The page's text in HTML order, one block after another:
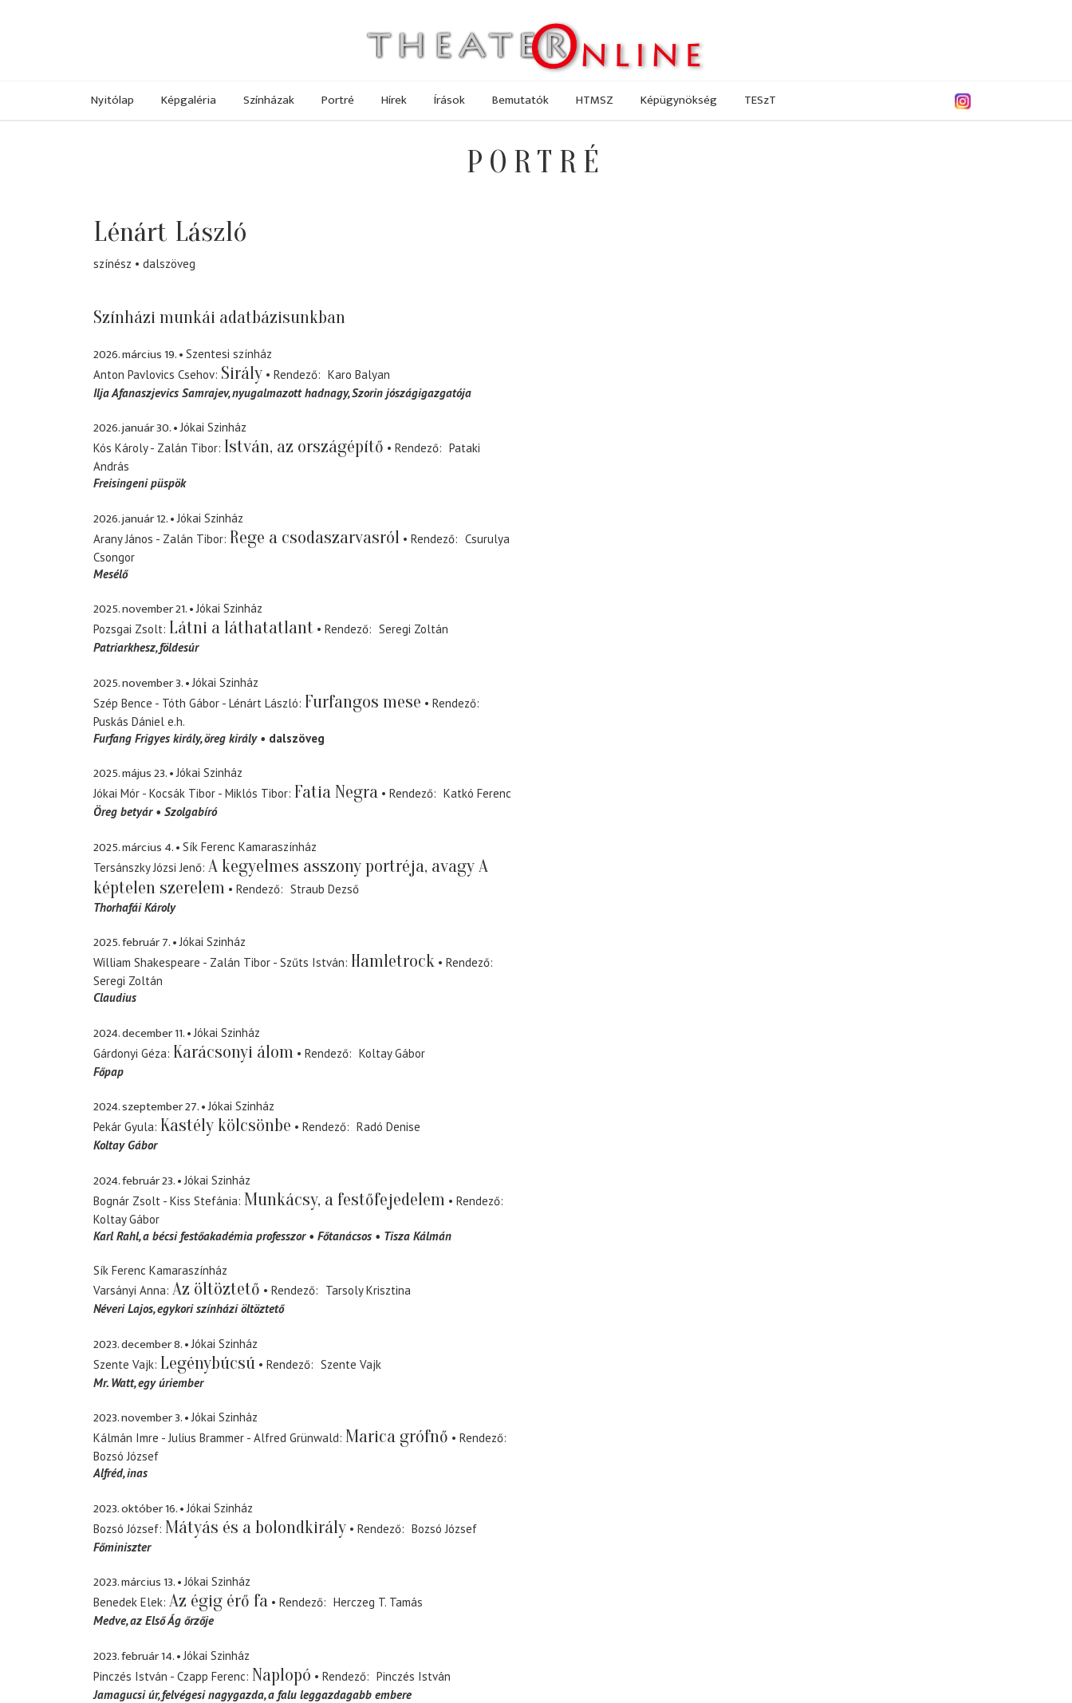
Nyitólap Képgaléria Színházak Portré Hírek Írások Bemutatók HTMSZ Képügynökség TESzT
PORTRÉ
Lénárt László
színész dalszöveg
Színházi munkái adatbázisunkban
2026. március 19.
Szentesi színház
Anton Pavlovics Csehov Sirály Rendező
Karo Balyan
Ilja Afanaszjevics Samrajev nyugalmazott hadnagy, Szorin jószágigazgatója
2026. január 30.
Jókai Szinház
Kós Károly - Zalán Tibor István, az országépítő Rendező
Pataki
András
Freisingeni püspök
2026. január 12.
Jókai Szinház
Arany János - Zalán Tibor Rege a csodaszarvasról Rendező
Csurulya
Csongor
Mesélő
2025. november 21.
Jókai Szinház
Pozsgai Zsolt Látni a láthatatlant Rendező
Seregi Zoltán
Patriarkhesz földesúr
2025. november 3.
Jókai Szinház
Szép Bence - Tóth Gábor - Lénárt László Furfangos mese
Rendező
Puskás Dániel e.h.
Furfang Frigyes király öreg király dalszöveg
2025. május 23.
Jókai Szinház
Jókai Mór - Kocsák Tibor - Miklós Tibor Fatia Negra Rendező
Katkó Ferenc
Öreg betyár
Szolgabíró
2025. március 4.
Sík Ferenc Kamaraszínház
Tersánszky Józsi Jenő A kegyelmes asszony portréja, avagy A
képtelen szerelem
Rendező
Straub Dezső
Thorhafái Károly
2025. február 7.
Jókai Szinház
William Shakespeare - Zalán Tibor - Szűts István Hamletrock
Rendező
Seregi Zoltán
Claudius
2024. december 11.
Jókai Szinház
Gárdonyi Géza Karácsonyi álom Rendező
Koltay Gábor
Főpap
2024. szeptember 27.
Jókai Szinház
Pekár Gyula Kastély kölcsönbe Rendező
Radó Denise
Koltay Gábor
2024. február 23.
Jókai Szinház
Bognár Zsolt - Kiss Stefánia Munkácsy, a festőfejedelem
Rendező
Koltay Gábor
Karl Rahl a bécsi festőakadémia professzor Főtanácsos Tisza Kálmán
Sík Ferenc Kamaraszínház
Varsányi Anna Az öltöztető Rendező
Tarsoly Krisztina
Néveri Lajos egykori színházi öltöztető
2023. december 8.
Jókai Szinház
Szente Vajk Legénybúcsú Rendező
Szente Vajk
Mr. Watt egy úriember
2023. november 3.
Jókai Szinház
Kálmán Imre - Julius Brammer - Alfred Grünwald Marica grófnő
Rendező
Bozsó József
Alfréd inas
2023. október 16.
Jókai Szinház
Bozsó József Mátyás és a bolondkirály Rendező
Bozsó József
Főminiszter
2023. március 13.
Jókai Szinház
Benedek Elek Az égig érő fa Rendező
Herczeg T. Tamás
Medve az Első Ág őrzője
2023. február 14.
Jókai Szinház
Pinczés István - Czapp Ferenc Naplopó Rendező
Pinczés István
Jamagucsi úr felvégesi nagygazda, a falu leggazdagabb embere